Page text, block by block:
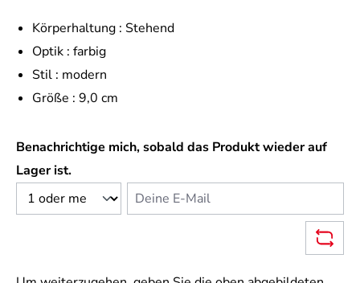
Körperhaltung : Stehend
Optik : farbig
Stil : modern
Größe : 9,0 cm
Benachrichtige mich, sobald das Produkt wieder auf
Lager ist.
Deine E-Mail